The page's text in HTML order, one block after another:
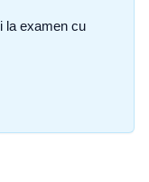
la examen cu